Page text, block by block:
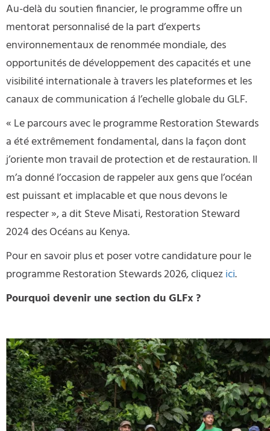
Au-delà du soutien financier, le programme offre un
mentorat personnalisé de la part d’experts
environnementaux de renommée mondiale, des
opportunités de développement des capacités et une
visibilité internationale à travers les plateformes et les
canaux de communication á l’echelle globale du GLF.
« Le parcours avec le programme Restoration Stewards
a été extrêmement fondamental, dans la façon dont
j’oriente mon travail de protection et de restauration. Il
m’a donné l’occasion de rappeler aux gens que l’océan
est puissant et implacable et que nous devons le
respecter », a dit Steve Misati, Restoration Steward
2024 des Océans au Kenya.
Pour en savoir plus et poser votre candidature pour le
programme Restoration Stewards 2026, cliquezici.
Pourquoi devenir une section du GLFx ?